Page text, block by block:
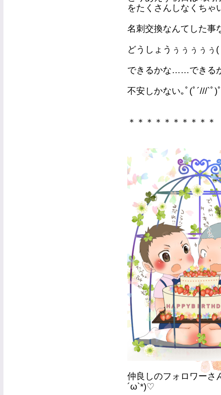
をたくさんしなくちゃ
名刺交換なんてした事
どうしょうぅぅぅぅぅ
できるかな……でき
不安しかない｡ﾟ(ﾟ´///`ﾟ)
＊＊＊＊＊＊＊＊＊＊
仲良しのフォロワーさ
´ω`*)♡